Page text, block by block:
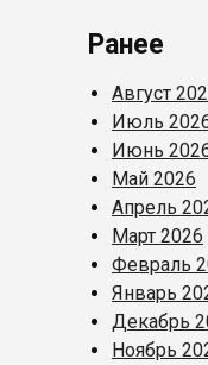
Ранее
Август
Июль
Июнь
Май 2026
Апрель
Март 2026
Февраль
Январь
Декабрь
Ноябрь